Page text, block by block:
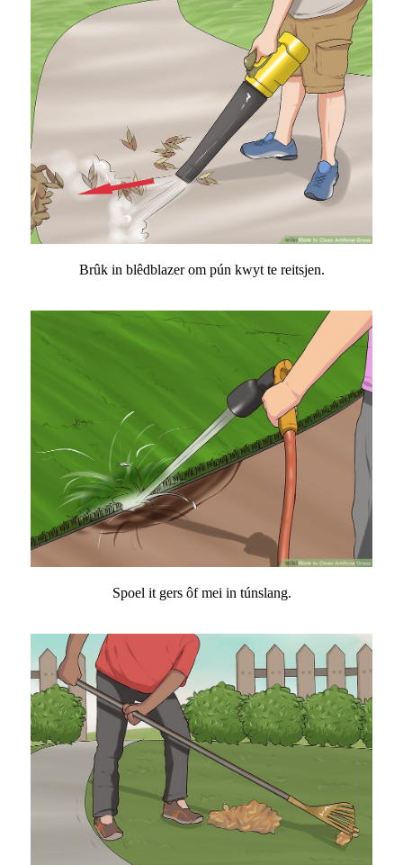
Brûk in blêdblazer om pún kwyt te reitsjen.
Spoel it gers ôf mei in túnslang.